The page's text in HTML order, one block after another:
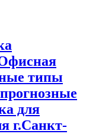
типы
для
г.Санкт-